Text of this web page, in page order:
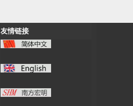
友情链接